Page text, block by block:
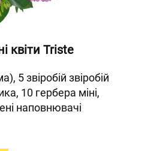
квіти Triste
5 звіробій звіробій
10 гербера міні,
наповнювачі